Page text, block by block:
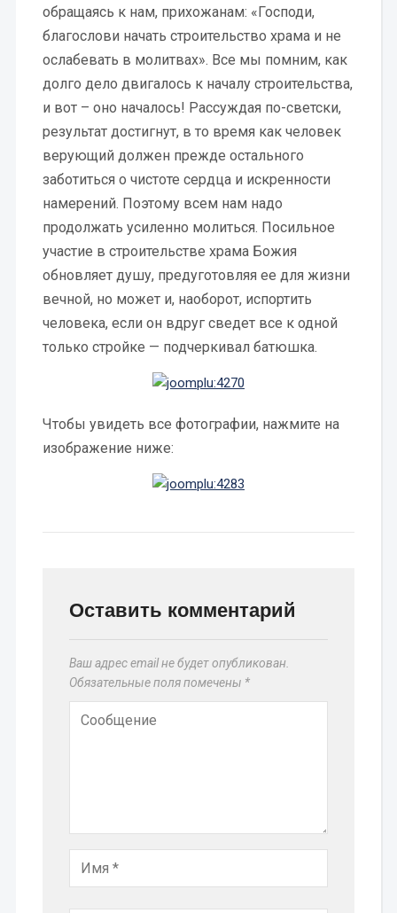
обращаясь к нам, прихожанам: «Господи,
благослови начать строительство храма и не
ослабевать в молитвах». Все мы помним, как
долго дело двигалось к началу строительства,
и вот – оно началось! Рассуждая по-светски,
результат достигнут, в то время как человек
верующий должен прежде остального
заботиться о чистоте сердца и искренности
намерений. Поэтому всем нам надо
продолжать усиленно молиться. Посильное
участие в строительстве храма Божия
обновляет душу, предуготовляя ее для жизни
вечной, но может и, наоборот, испортить
человека, если он вдруг сведет все к одной
только стройке — подчеркивал батюшка.
Чтобы увидеть все фотографии, нажмите на
изображение ниже:
Оставить комментарий
Ваш адрес email не будет опубликован.
Обязательные поля помечены *